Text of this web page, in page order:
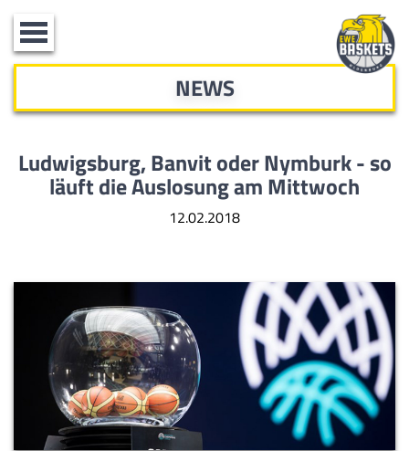
Toggle
navigation
NEWS
Ludwigsburg, Banvit oder Nymburk - so
läuft die Auslosung am Mittwoch
12.02.2018